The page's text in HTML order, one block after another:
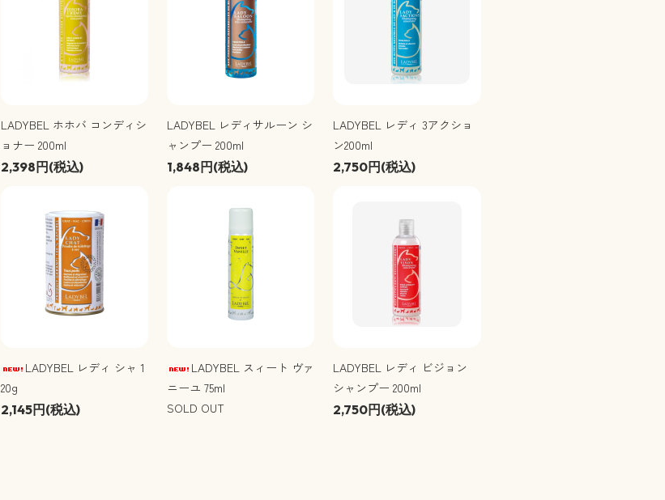
LADYBEL ホホバ コンディシ
ョナー 200ml
2,398円(税込)
LADYBEL レディサルーン シ
ャンプー 200ml
1,848円(税込)
LADYBEL レディ 3アクショ
ン200ml
2,750円(税込)
LADYBEL レディ シャ 1
20g
2,145円(税込)
LADYBEL スィート ヴァ
ニーユ 75ml
SOLD OUT
LADYBEL レディ ビジョン
シャンプー 200ml
2,750円(税込)